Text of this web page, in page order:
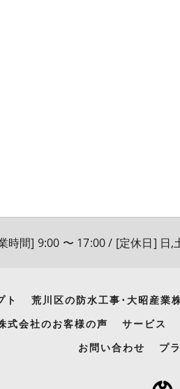
時間] 9:00 〜 17:00 / [定休日] 日,
ト 荒川区の防水工事･大昭産業
式会社のお客様の声
サービス
お問い合わせ
プ